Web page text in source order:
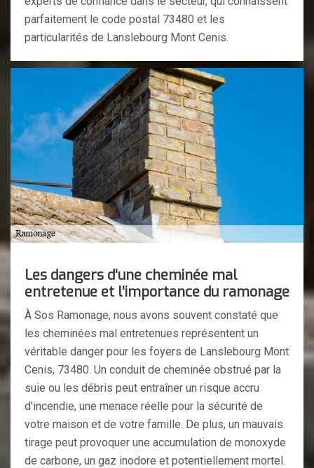
parfaitement le code postal 73480 et les
particularités de Lanslebourg Mont Cenis.
Les dangers d'une cheminée mal
entretenue et l'importance du ramonage
À Sos Ramonage, nous avons souvent constaté que
les cheminées mal entretenues représentent un
véritable danger pour les foyers de Lanslebourg Mont
Cenis, 73480. Un conduit de cheminée obstrué par la
suie ou les débris peut entraîner un risque accru
d'incendie, une menace réelle pour la sécurité de
votre maison et de votre famille. De plus, un mauvais
tirage peut provoquer une accumulation de monoxyde
de carbone, un gaz inodore et potentiellement mortel.